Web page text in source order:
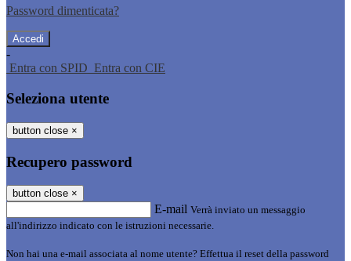
Password dimenticata?
-
Entra con SPID Entra con CIE
Seleziona utente
button close ×
Recupero password
button close ×
E-mail Verrà inviato un messaggio
all'indirizzo indicato con le istruzioni necessarie.
Non hai una e-mail associata al nome utente? Effettua il reset della password